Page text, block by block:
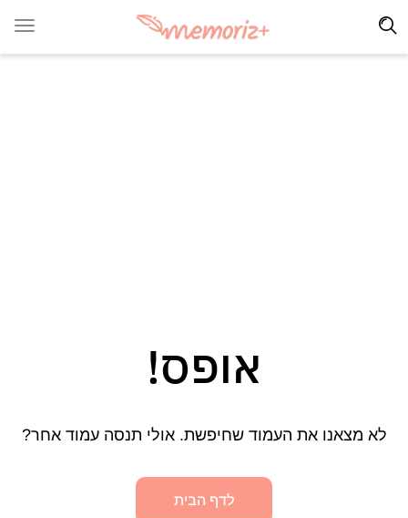
אופס!
לא מצאנו את העמוד שחיפשת. אולי תנסה עמוד אחר?
לדף הבית